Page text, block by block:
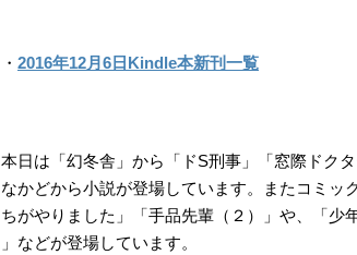
・ 2016年12月6日Kindle本新刊一覧
本日は「幻冬舎」から「ドS刑事」「窓際ドク
なかどから小説が登場しています。またコミッ
ちがやりました」「手品先輩（２）」や、「
」などが登場しています。